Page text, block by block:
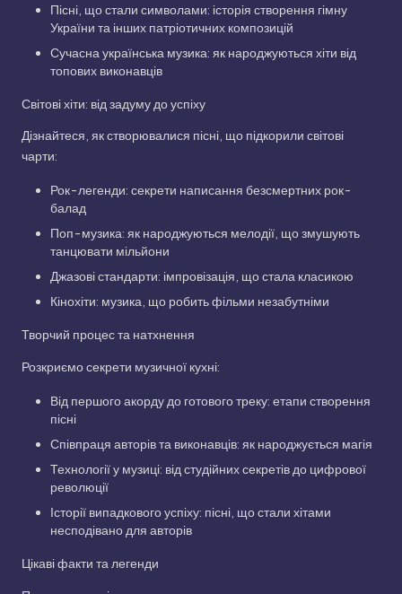
Пісні, що стали символами: історія створення гімну
України та інших патріотичних композицій
Сучасна українська музика: як народжуються хіти від
топових виконавців
Світові хіти: від задуму до успіху
Дізнайтеся, як створювалися пісні, що підкорили світові
чарти:
Рок-легенди: секрети написання безсмертних рок-
балад
Поп-музика: як народжуються мелодії, що змушують
танцювати мільйони
Джазові стандарти: імпровізація, що стала класикою
Кінохіти: музика, що робить фільми незабутніми
Творчий процес та натхнення
Розкриємо секрети музичної кухні:
Від першого акорду до готового треку: етапи створення
пісні
Співпраця авторів та виконавців: як народжується магія
Технології у музиці: від студійних секретів до цифрової
революції
Історії випадкового успіху: пісні, що стали хітами
несподівано для авторів
Цікаві факти та легенди